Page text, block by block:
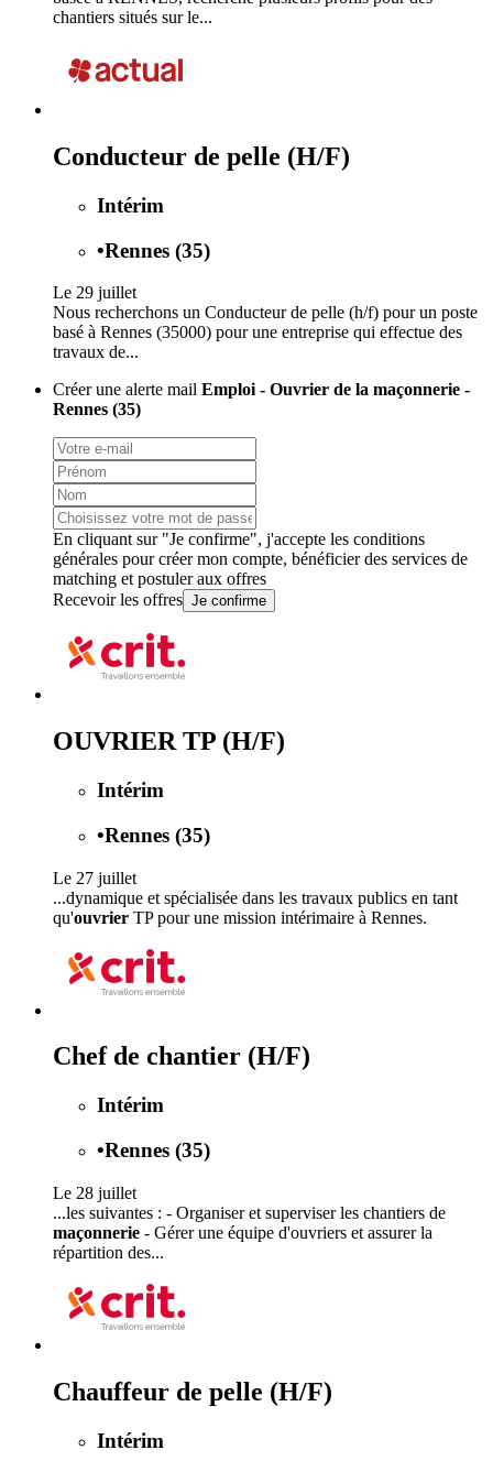
chantiers situés sur le...
Conducteur de pelle (H/F)
Intérim
•Rennes (35)
Le 29 juillet
Nous recherchons un Conducteur de pelle (h/f) pour un poste
basé à Rennes (35000) pour une entreprise qui effectue des
travaux de...
Créer une alerte mail Emploi - Ouvrier de la maçonnerie -
Rennes (35)
En cliquant sur "Je confirme", j'accepte les conditions
générales pour créer mon compte, bénéficier des services de
matching et postuler aux offres
Recevoir les offres Je confirme
OUVRIER TP (H/F)
Intérim
•Rennes (35)
Le 27 juillet
...dynamique et spécialisée dans les travaux publics en tant
qu'ouvrier TP pour une mission intérimaire à Rennes.
Chef de chantier (H/F)
Intérim
•Rennes (35)
Le 28 juillet
...les suivantes : - Organiser et superviser les chantiers de
maçonnerie - Gérer une équipe d'ouvriers et assurer la
répartition des...
Chauffeur de pelle (H/F)
Intérim